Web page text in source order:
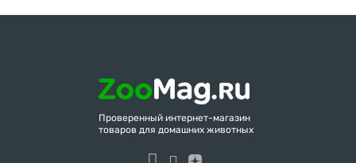
Проверенный интернет-магазин
товаров для домашних животных